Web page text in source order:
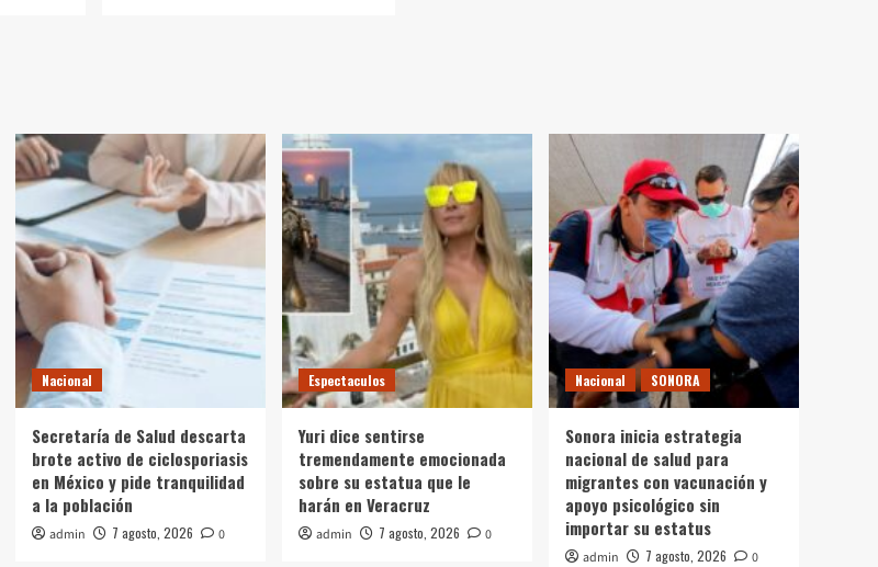
Nacional
Secretaría de Salud descarta
brote activo de ciclosporiasis
en México y pide tranquilidad
a la población
admin 7 agosto, 2026 0
Espectaculos
Yuri dice sentirse
tremendamente emocionada
sobre su estatua que le
harán en Veracruz
admin 7 agosto, 2026 0
Nacional SONORA
Sonora inicia estrategia
nacional de salud para
migrantes con vacunación y
apoyo psicológico sin
importar su estatus
admin 7 agosto, 2026 0